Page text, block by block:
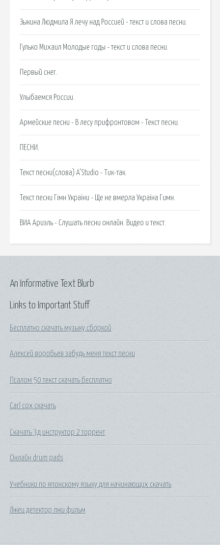
Зыкина Людмила Я лечу над Россией - текст и слова песни.
Гулько Михаил Молодые годы - текст и слова песни.
Первый снег.
Улыбаемся России.
Армейские песни - В лесу прифронтовом - Текст песни.
ПЕСНИ.
Текст песни(слова) A’Studio - Тик-так.
Текст песни Гімн України - Ще не вмерла Україна Гимн.
ВИА Ариэль - Слушать песни онлайн. Видео и текст.
Links to Important Stuff
Бесплатно скачать музыку сборкой
Алексей воробьев забудь меня текст песни
Псалом 50 текст скачать бесплатно
Carl cox скачать
Скачать 3д инструктор 2 торрент
Онлайн drum pads
Учебники по японскому языку для начинающих скачать
Лжец детектор лжи фильм
An Informative Text Blurb